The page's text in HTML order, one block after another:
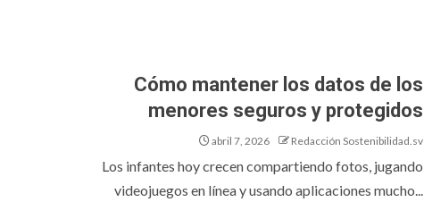
Cómo mantener los datos de los
menores seguros y protegidos
abril 7, 2026 Redacción Sostenibilidad.sv
Los infantes hoy crecen compartiendo fotos, jugando
videojuegos en línea y usando aplicaciones mucho...